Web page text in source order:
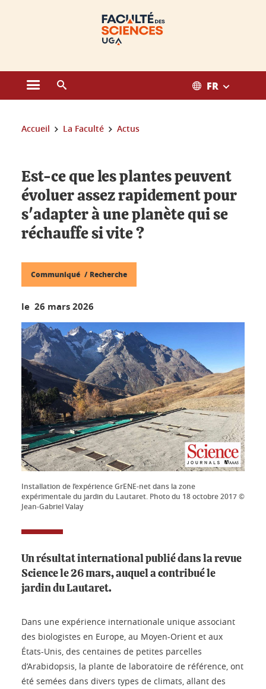
Ouvrir le menu principal FR
Vous êtes ici :
Accueil La Faculté Actus
Est-ce que les plantes peuvent
évoluer assez rapidement pour
s'adapter à une planète qui se
réchauffe si vite ?
Communiqué Recherche
le 26 mars 2026
Installation de l’expérience GrENE-net dans la zone
expérimentale du jardin du Lautaret. Photo du 18 octobre 2017 ©
Jean-Gabriel Valay
Un résultat international publié dans la revue
Science le 26 mars, auquel a contribué le
jardin du Lautaret.
Dans une expérience internationale unique associant
des biologistes en Europe, au Moyen-Orient et aux
États-Unis, des centaines de petites parcelles
d’Arabidopsis, la plante de laboratoire de référence, ont
été semées dans divers types de climats, allant des